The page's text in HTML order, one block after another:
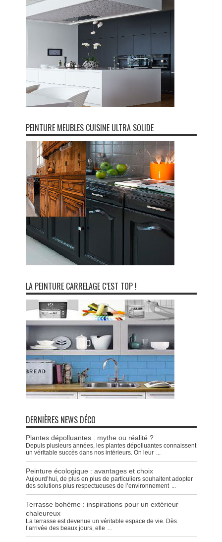
PEINTURE MEUBLES CUISINE ULTRA SOLIDE
LA PEINTURE CARRELAGE C’EST TOP !
DERNIÈRES NEWS DÉCO
Plantes dépolluantes : mythe ou réalité ?
Depuis plusieurs années, les plantes dépolluantes connaissent
un véritable succès dans nos intérieurs. On leur ...
Peinture écologique : avantages et choix
Aujourd’hui, de plus en plus de particuliers souhaitent adopter
des solutions plus respectueuses de l’environnement ...
Terrasse bohème : inspirations pour un extérieur
chaleureux
La terrasse est devenue un véritable espace de vie. Dès
l’arrivée des beaux jours, elle ...